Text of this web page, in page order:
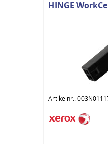
HINGE
Artikelnr.: